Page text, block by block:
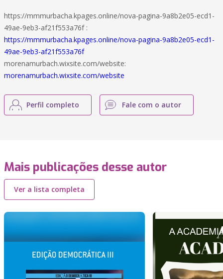
https://mmmurbacha.kpages.online/nova-pagina-9a8b2e05-ecd1-
49ae-9eb3-af21f553a76f :
https://mmmurbacha.kpages.online/nova-pagina-9a8b2e05-ecd1-
49ae-9eb3-af21f553a76f
morenamurbach.wixsite.com/website:
morenamurbach.wixsite.com/website
Perfil completo Fale com o autor
Mais publicações desse autor
Ver a lista completa